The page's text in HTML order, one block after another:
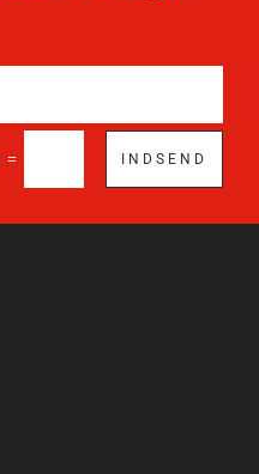
= INDSEND